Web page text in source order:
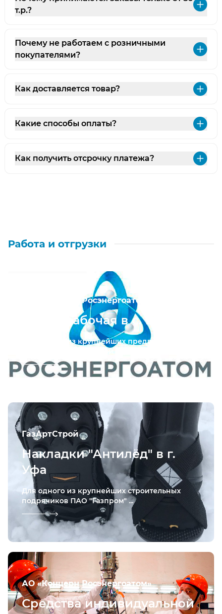
т.р.?
Почему не работаем с розничными
покупателями?
Как доставляется товар?
Какие способы оплаты?
Как получить отсрочку платежа?
Работа и отгрузки
АО «Концерн Росэнергоатом»
Обувь рабочая в с. Бор
Для одного из крупнейших предприятий
электроэнергетической отрасли России...
ГазАртСтрой
Накладки "Антилёд" в г.
Уфа
Для одного из крупнейших строительных
подрячиков ПАО "Газпром" ...
АО «Концерн Росэнергоатом»
Средства индивидуальной